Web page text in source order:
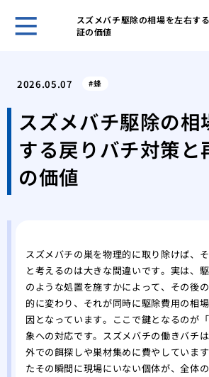
スズメバチ駆除の相場を左右す
証の価値
2026.05.07 蜂
スズメバチ駆除の相
する戻りバチ対策と
の価値
スズメバチの巣を物理的に取り除けば、
と考えるのは大きな間違いです。実は、
のような処置を施すかによって、その後
的に変わり、それが同時に駆除費用の相
因となっています。ここで鍵となるのが
象への対応です。スズメバチの働きバチ
外での餌探しや巣材集めに費やしていま
たその瞬間に現場にいない個体が、全体